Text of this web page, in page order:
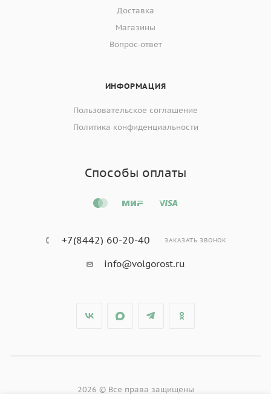
Доставка
Магазины
Вопрос-ответ
ИНФОРМАЦИЯ
Пользовательское соглашение
Политика конфиденциальности
Способы оплаты
+7(8442) 60-20-40 ЗАКАЗАТЬ ЗВОНОК
info@volgorost.ru
2026 © Все права защищены